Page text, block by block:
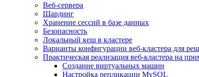
Веб-сервера
Шардинг
Хранение сессий в базе данных
Безопасность
Локальный кеш в кластере
Варианты конфигурации веб-кластера для
Практическая реализация веб-кластера на
Создание виртуальных машин
Настройка репликации MySQL